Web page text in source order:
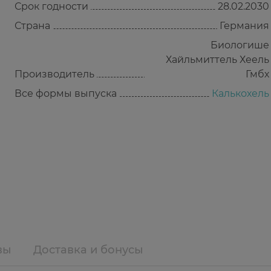
Срок годности
28.02.2030
Страна
Германия
Производитель
Биологише
Хайльмиттель Хеель
Гмбх
Все формы выпуска
Калькохель
Доставка и бонусы